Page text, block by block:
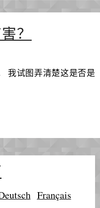
？
我试图弄清楚这是否是
Français